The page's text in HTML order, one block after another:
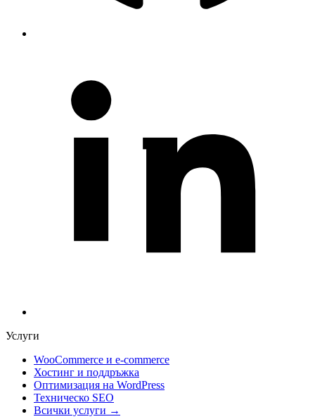
Услуги
WooCommerce и е-commerce
Хостинг и поддръжка
Оптимизация на WordPress
Техническо SEO
Всички услуги →